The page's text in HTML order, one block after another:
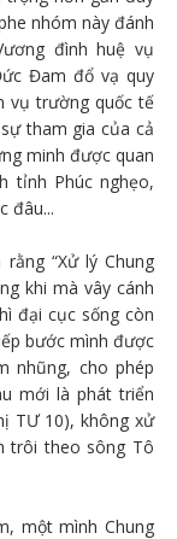
nhóm này đánh
đình huệ vụ
Đam đổ vạ quy
vụ trường quốc tế
tham gia của cả
minh được quan
tỉnh Phúc nghẹo,
đâu...
“Xử lý Chung
khi mà vây cánh
đại cục sống còn
bước mình được
nhũng, cho phép
mới là phát triển
TƯ 10), không xử
trôi theo sông Tô
một mình Chung